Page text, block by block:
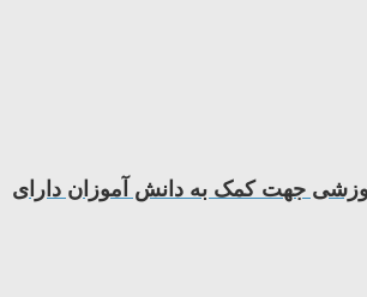
جهت کمک به دانش آموزان دارای